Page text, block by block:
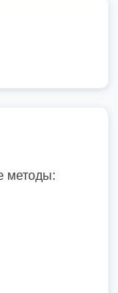
методы: